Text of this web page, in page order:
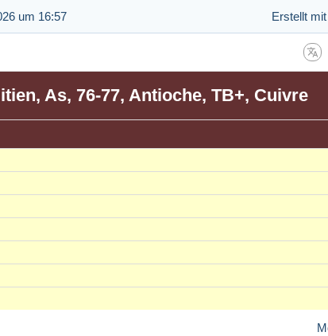
um 16:57 Erstellt mit
As, 76-77, Antioche, TB+, Cuivre